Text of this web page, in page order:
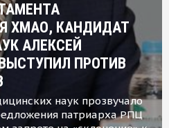
ХМАО, КАНДИДАТ
АЛЕКСЕЙ
ПРОТИВ
наук прозвучало
патриарха РПЦ